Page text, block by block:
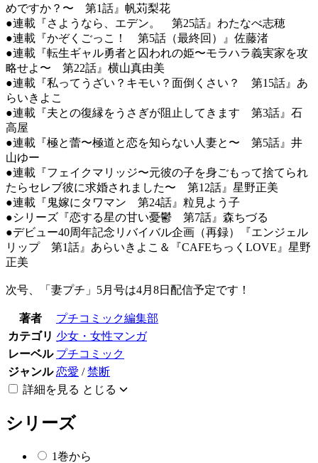
めですか？〜 第1話』帆苅梨花
●連載『さようなら、エデン。 第25話』わたなべ志穂
●連載『かぞくごっこ！ 第5話（最終回）』佐藤渚
●連載『転生ギャル勇者と囚われの姫〜モラハラ義実家を攻
略せよ〜 第22話』横山真由美
●連載『私ってうざい？キモい？面倒くさい？ 第15話』あ
らいきよこ
●連載『夫との復縁をうさぎが阻止してきます 第3話』石
高屋
●連載『極と蕾〜極道と恋を知らない人妻と〜 第5話』井
山ゆー
●連載『フェイクマリッジ〜元彼の子を身ごもって捨てられ
たらセレブ彼に求婚されました〜 第12話』星野正美
●連載『鬼嫁にタワマン 第24話』粒見よう子
●シリーズ『恋する星の甘い憂鬱 第7話』森ちづる
●デビュー40周年記念リバイバル企画（再録）『エンジェル
リップ 第1話』あらいきよこ＆『CAFEちっくLOVE』星野
正美
次号、「妻プチ」5月号は4月8日配信予定です！
著者
プチコミック編集部
カテゴリ 少女・女性マンガ
レーベル プチコミック
ジャンル 恋愛 /禁断
詳細を見る とじる
シリーズ
1巻から